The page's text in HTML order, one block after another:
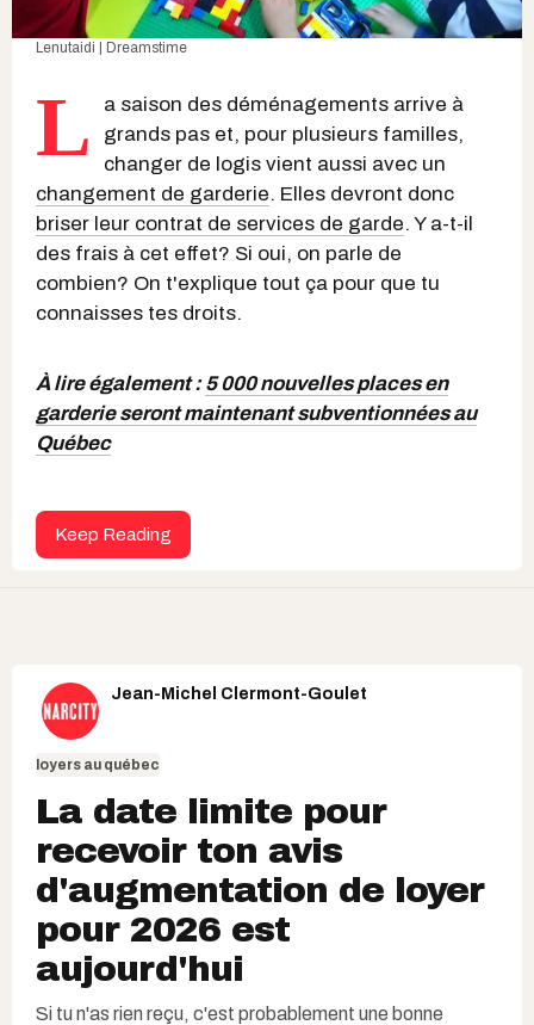
Lenutaidi | Dreamstime
L
a saison des déménagements arrive à
grands pas et, pour plusieurs familles,
changer de logis vient aussi avec un
changement de garderie. Elles devront donc
briser leur contrat de services de garde. Y a-t-il
des frais à cet effet? Si oui, on parle de
combien? On t'explique tout ça pour que tu
connaisses tes droits.
À lire également :5 000 nouvelles places en
garderie seront maintenant subventionnées au
Québec
Keep Reading
Jean-Michel Clermont-Goulet
loyers au québec
La date limite pour
recevoir ton avis
d'augmentation de loyer
pour 2026 est
aujourd'hui
Si tu n'as rien reçu, c'est probablement une bonne